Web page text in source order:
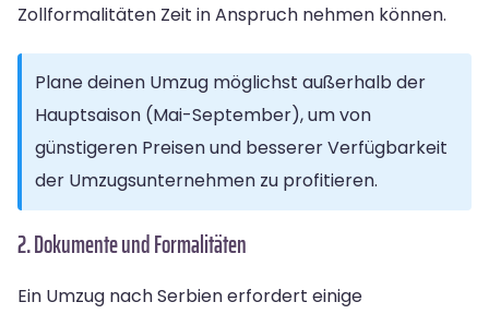
Zollformalitäten Zeit in Anspruch nehmen können.
Plane deinen Umzug möglichst außerhalb der
Hauptsaison (Mai-September), um von
günstigeren Preisen und besserer Verfügbarkeit
der Umzugsunternehmen zu profitieren.
2. Dokumente und Formalitäten
Ein Umzug nach Serbien erfordert einige